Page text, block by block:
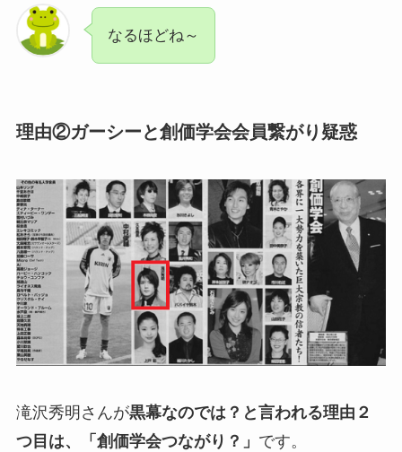
なるほどね～
理由②ガーシーと創価学会会員繋がり疑惑
滝沢秀明さんが黒幕なのでは？と言われる理由２
つ目は、「創価学会つながり？」 です。